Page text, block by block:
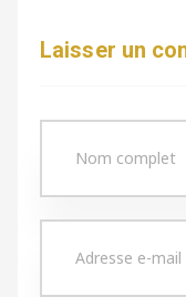
Laisser un